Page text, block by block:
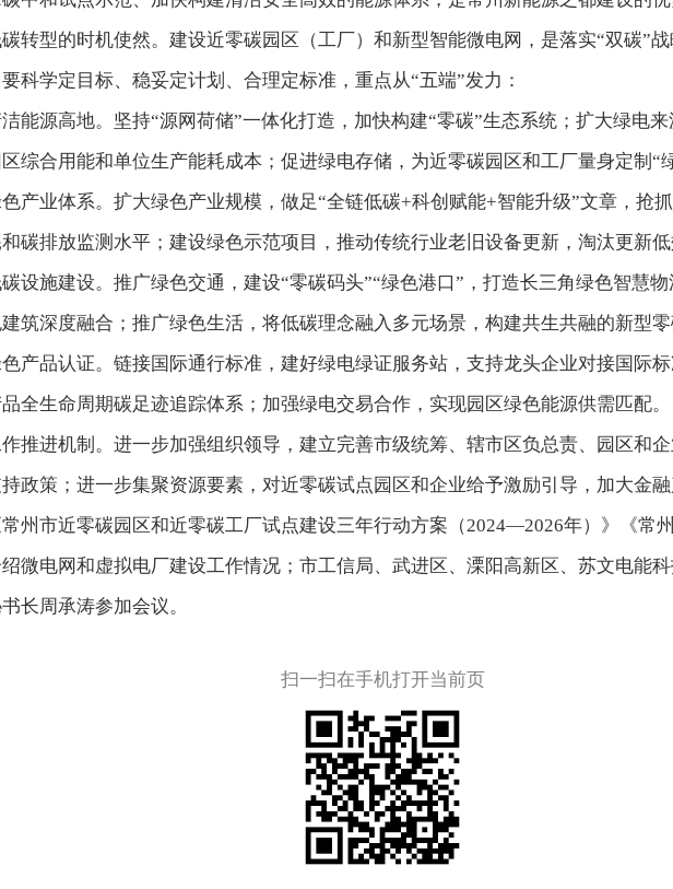
转型的时机使然。建设近零碳园区（工厂）和新型智能微电网，是落实“双碳”
科学定目标、稳妥定计划、合理定标准，重点从“五端”发力：
能源高地。坚持“源网荷储”一体化打造，加快构建“零碳”生态系统；扩大绿电
综合用能和单位生产能耗成本；促进绿电存储，为近零碳园区和工厂量身定制“
产业体系。扩大绿色产业规模，做足“全链低碳+科创赋能+智能升级”文章，抢
碳排放监测水平；建设绿色示范项目，推动传统行业老旧设备更新，淘汰更新低
设施建设。推广绿色交通，建设“零碳码头”“绿色港口”，打造长三角绿色智慧
筑深度融合；推广绿色生活，将低碳理念融入多元场景，构建共生共融的新型零
产品认证。链接国际通行标准，建好绿电绿证服务站，支持龙头企业对接国际
全生命周期碳足迹追踪体系；加强绿电交易合作，实现园区绿色能源供需匹配。
推进机制。进一步加强组织领导，建立完善市级统筹、辖市区负总责、园区和
政策；进一步集聚资源要素，对近零碳试点园区和企业给予激励引导，加大金融
州市近零碳园区和近零碳工厂试点建设三年行动方案（2024—2026年）》《常
微电网和虚拟电厂建设工作情况；市工信局、武进区、溧阳高新区、苏文电能科
长周承涛参加会议。
扫一扫在手机打开当前页